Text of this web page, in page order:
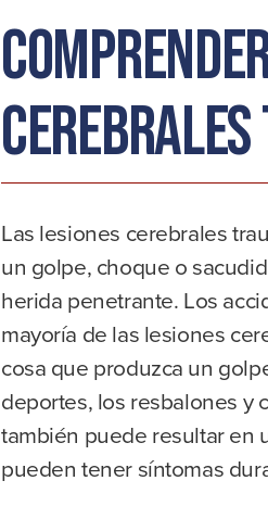
Las lesiones cerebrales
un golpe, choque o
herida penetrante. Los
mayoría de las lesiones
cosa que produzca un
deportes, los resbalones y
también puede resultar en
pueden tener síntomas